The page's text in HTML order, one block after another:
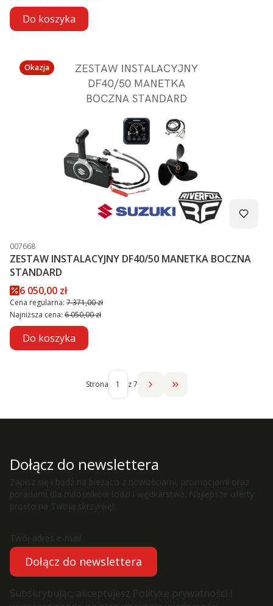
Do koszyka
Okazja
Kod produktu
007668
ZESTAW INSTALACYJNY DF40/50 MANETKA BOCZNA
STANDARD
Cena promocyjna
6 050,00 zł
Cena regularna: 7 371,00 zł
Najniższa cena: 6 050,00 zł
Do koszyka
Strona z 7 Przejdź do ostatniej
Dołącz do newslettera
Zapisz się i bądź na bieżąco z nowościami, promocjami oraz
poradami dla miłośników łodzi i wędkarstwa. Najlepsze oferty
prosto na Twoją skrzynkę!
Twój adres e-mail
Dołącz do newslettera
Subskrybując, akceptujesz Politykę prywatności i